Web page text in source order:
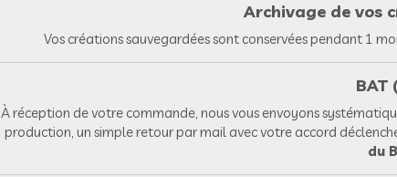
Archivage de vos
Vos créations sauvegardées sont conservées pendant 1
BAT
À réception de votre commande, nous vous envoyons
production, un simple retour par mail avec votre accord
du